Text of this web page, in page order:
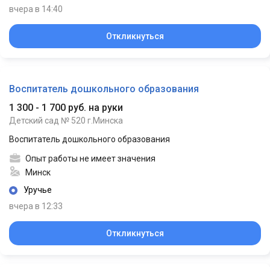
вчера в 14:40
Откликнуться
Воспитатель дошкольного образования
1 300 - 1 700 руб. на руки
Детский сад № 520 г.Минска
Воспитатель дошкольного образования
Опыт работы не имеет значения
Минск
Уручье
вчера в 12:33
Откликнуться